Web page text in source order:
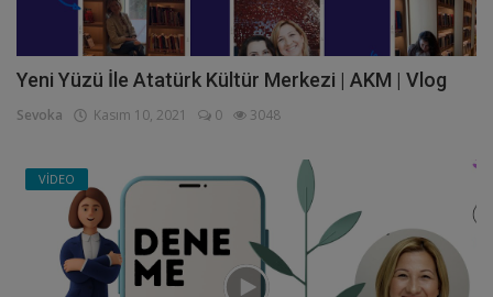
Yeni Yüzü İle Atatürk Kültür Merkezi | AKM | Vlog
Sevoka Kasım 10, 2021 0 3048
VİDEO